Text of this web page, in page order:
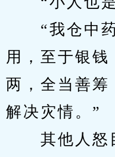
“我仓中药
用，至于银钱
两，全当善筹
解决灾情。”
其他人怒目